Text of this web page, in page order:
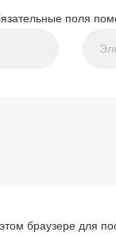
поля
браузере для